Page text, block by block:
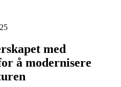
med
å modernisere